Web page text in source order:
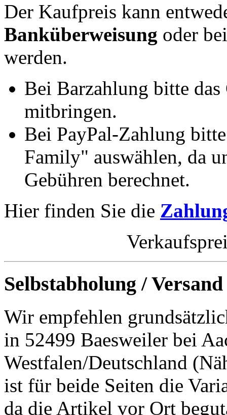
Der Kaufpreis kann
Banküberweisung oder
werden.
Bei Barzahlung bitte
mitbringen.
Bei PayPal-Zahlung
Family" auswählen, da
Gebühren berechnet.
Hier finden Sie die
Selbstabholung / Versand
Wir empfehlen
in 52499 Baesweiler bei
Westfalen/Deutschland
ist für beide Seiten die
da die Artikel vor Ort